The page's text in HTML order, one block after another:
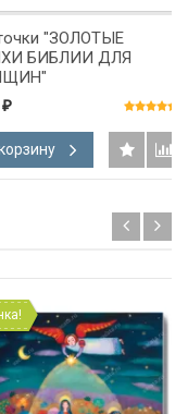
"ЗОЛОТЫЕ
БИБЛИИ ДЛЯ
₽